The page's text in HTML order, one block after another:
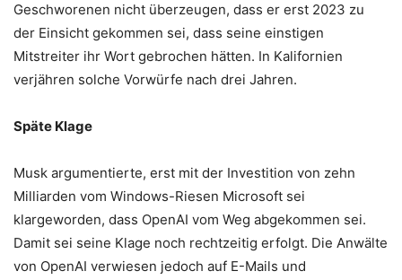
Geschworenen nicht überzeugen, dass er erst 2023 zu
der Einsicht gekommen sei, dass seine einstigen
Mitstreiter ihr Wort gebrochen hätten. In Kalifornien
verjähren solche Vorwürfe nach drei Jahren.
Späte Klage
Musk argumentierte, erst mit der Investition von zehn
Milliarden vom Windows-Riesen Microsoft sei
klargeworden, dass OpenAI vom Weg abgekommen sei.
Damit sei seine Klage noch rechtzeitig erfolgt. Die Anwälte
von OpenAI verwiesen jedoch auf E-Mails und